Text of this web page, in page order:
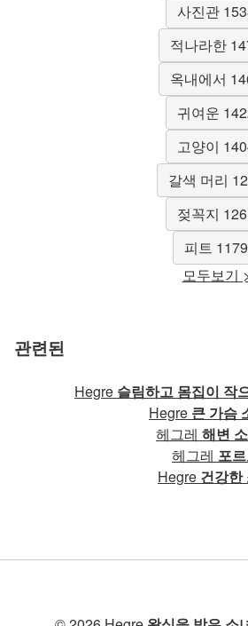
사진관
적나라한
옥내에서
귀여운
고양이
갈색 머리
젖꼭지
피트 1179
모두보기 >
관련된
Hegre 슬림하고 몸집이 작
Hegre 큰 가슴
헤그레 해변
헤그레 포
Hegre 건강한